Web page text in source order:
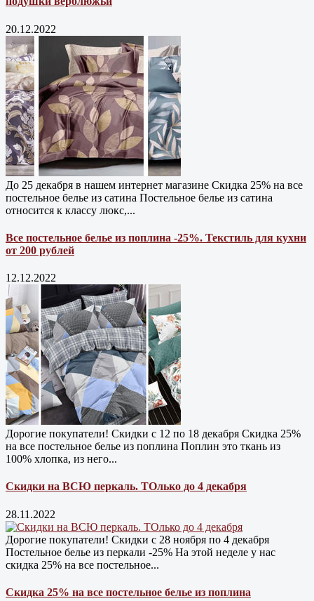
20.12.2022
До 25 декабря в нашем интернет магазине Cкидка 25% на все
постельное белье из сатина Постельное белье из сатина
относится к классу люкс,...
Все постельное белье из поплина -25%. Текстиль для кухни
от 200 рублей
12.12.2022
Дорогие покупатели! Скидки с 12 по 18 декабря Скидка 25%
на все постельное белье из поплина Поплин это ткань из
100% хлопка, из него...
Скидки на ВСЮ перкаль. ТОлько до 4 декабря
28.11.2022
Дорогие покупатели! Скидки с 28 ноября по 4 декабря
Постельное белье из перкали -25% На этой неделе у нас
скидка 25% на все постельное...
Скидка 25% на все постельное белье из поплина